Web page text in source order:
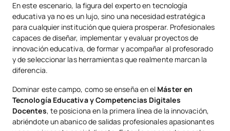
En este escenario, la figura del experto en tecnología
educativa ya no es un lujo, sino una necesidad estratégica
para cualquier institución que quiera prosperar. Profesionales
capaces de diseñar, implementar y evaluar proyectos de
innovación educativa, de formar y acompañar al profesorado
y de seleccionar las herramientas que realmente marcan la
diferencia.
Dominar este campo, como se enseña en el Máster en
Tecnología Educativa y Competencias Digitales
Docentes, te posiciona en la primera línea de la innovación,
abriéndote un abanico de salidas profesionales apasionantes